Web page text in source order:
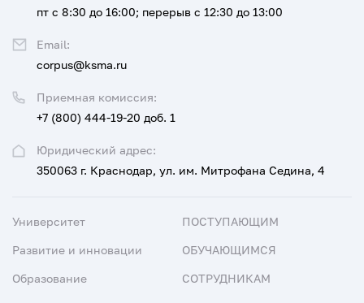
Юридический адрес:
350063 г. Краснодар, ул. им. Митрофана Седина, 4
Приемная комиссия:
+7 (800) 444-19-20 доб. 1
пт с 8:30 до 16:00; перерыв с 12:30 до 13:00
Email:
corpus@ksma.ru
Университет
Развитие и инновации
Образование
ПОСТУПАЮЩИМ
ОБУЧАЮЩИМСЯ
СОТРУДНИКАМ